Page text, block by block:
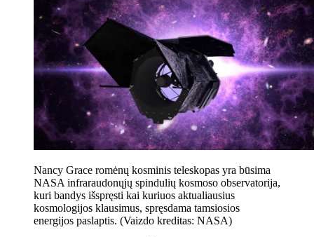
Nancy Grace romėnų kosminis teleskopas yra būsima
NASA infraraudonųjų spindulių kosmoso observatorija,
kuri bandys išspręsti kai kuriuos aktualiausius
kosmologijos klausimus, spręsdama tamsiosios
energijos paslaptis. (Vaizdo kreditas: NASA)